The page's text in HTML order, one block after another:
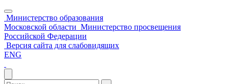
Министерство образования
Московской области Министерство просвещения
Российской Федерации
Версия сайта для слабовидящих
ENG